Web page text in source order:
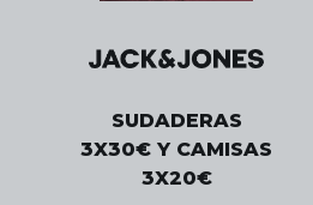
SUDADERAS
3X30€ Y CAMISAS
3X20€